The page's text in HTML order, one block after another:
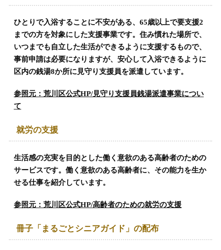
ひとりで入浴することに不安がある、65歳以上で要支援2
までの方を対象にした支援事業です。住み慣れた場所で、
いつまでも自立した生活ができるように支援するもので、
事前申請は必要になりますが、安心して入浴できるように
区内の銭湯8か所に見守り支援員を派遣しています。
参照元：荒川区公式HP/見守り支援員銭湯派遣事業につい
て
就労の支援
生活感の充実を目的とした働く意欲のある高齢者のための
サービスです。働く意欲のある高齢者に、その能力を生か
せる仕事を紹介しています。
参照元：荒川区公式HP/高齢者のための就労の支援
冊子「まるごとシニアガイド」の配布